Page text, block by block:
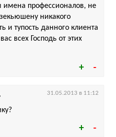
имена профессионалов, не
никакого
и тупость данного клиента
всех Господь от этих
31.05.2013 в 11:12